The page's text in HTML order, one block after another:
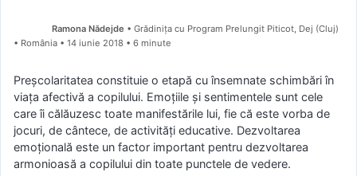
Ramona Nădejde • Grădinița cu Program Prelungit Piticot, Dej (Cluj)
• România
14 iunie 2018 • 6 minute
Preşcolaritatea constituie o etapă cu însemnate schimbări în
viaţa afectivă a copilului. Emoţiile şi sentimentele sunt cele
care îi călăuzesc toate manifestările lui, fie că este vorba de
jocuri, de cântece, de activităţi educative. Dezvoltarea
emoţională este un factor important pentru dezvoltarea
armonioasă a copilului din toate punctele de vedere.